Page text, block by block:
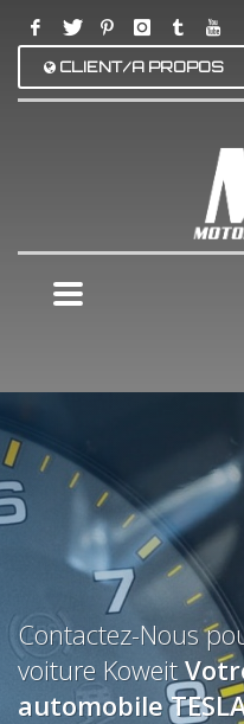
CLIENT/A PROPOS
Contactez-Nous
voiture Koweit
automobile